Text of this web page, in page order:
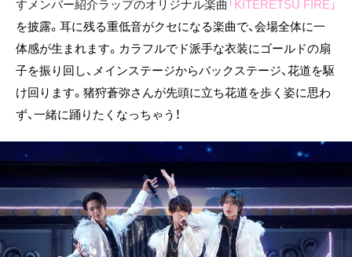
すメンバー紹介ラップのオリジナル楽曲 「KITERETSU FIRE」
を披露。耳に残る重低音がクセになる楽曲で、会場全体に一
体感が生まれます。カラフルでド派手な衣装にゴールドの扇
子を振り回し、メインステージからバックステージ、花道を駆
け回ります。猪狩蒼弥さんが先頭に立ち花道を歩く姿に思わ
ず、一緒に踊りたくなっちゃう！